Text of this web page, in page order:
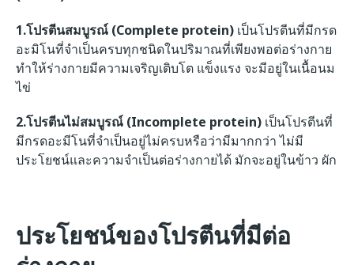
1.โปรตีนสมบูรณ์ (Complete protein) เป็นโปรตีนที่มีกรด
อะมิโนที่จำเป็นครบทุกชนิดในปริมาณที่เพียงพอต่อร่างกาย
ทำให้ร่างกายมีความเจริญเติบโต แข็งแรง จะมีอยู่ในเนื้อนม
ไข่
2.โปรตีนไม่สมบูรณ์ (Incomplete protein) เป็นโปรตีนที่
มีกรดอะมีโนที่จำเป็นอยู่ไม่ครบหรือว่ามีมากกว่า ไม่มี
ประโยชน์และความจำเป็นต่อร่างกายได้ มักจะอยู่ในข้าว ผัก
ประโยชน์ของโปรตีนที่มีต่อ